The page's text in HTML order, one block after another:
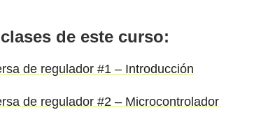
de este curso:
de regulador #1 – Introducción
de regulador #2 – Microcontrolador